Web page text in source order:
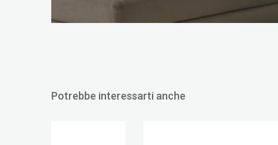
Potrebbe interessarti anche